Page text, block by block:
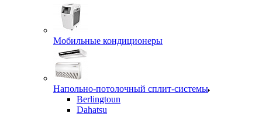
Мобильные кондиционеры
Напольно-потолочный сплит-системы
Berlingtoun
Dahatsu